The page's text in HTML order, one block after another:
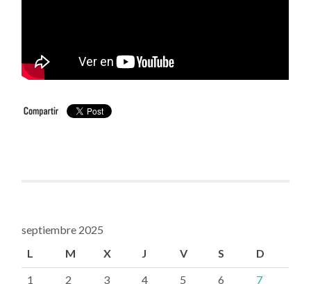
septiembre 2025
L
M X J V S D
1 2 3 4 5 6
7